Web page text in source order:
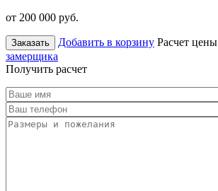
от 200 000 руб.
Заказать Добавить в корзину Расчет цены
замерщика
Получить расчет